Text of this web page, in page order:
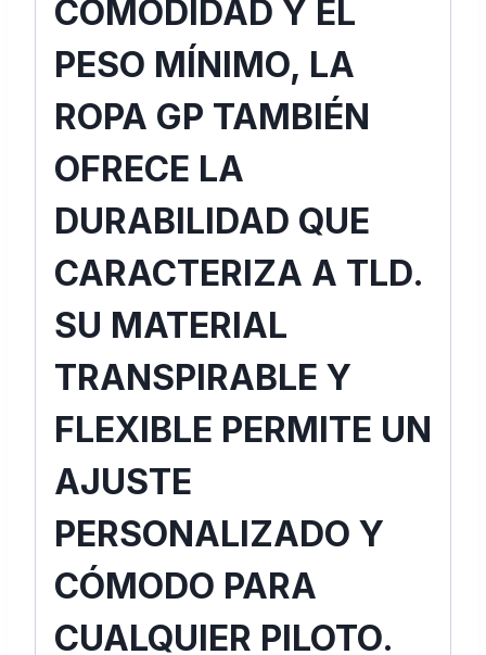
COMODIDAD Y EL
PESO MÍNIMO, LA
ROPA GP TAMBIÉN
OFRECE LA
DURABILIDAD QUE
CARACTERIZA A TLD.
SU MATERIAL
TRANSPIRABLE Y
FLEXIBLE PERMITE UN
AJUSTE
PERSONALIZADO Y
CÓMODO PARA
CUALQUIER PILOTO.